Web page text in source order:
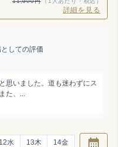
詳細を見る
しての評価
思いました。道も迷わずにス
た、...
12水 13木 14金